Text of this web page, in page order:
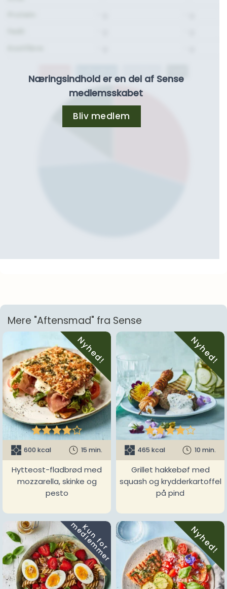
Næringsindhold er en del af Sense
medlemsskabet
Bliv medlem
Mere "Aftensmad" fra Sense
Nyhed!

600 kcal 15 min.
Hytteost-fladbrød med
mozzarella, skinke og
pesto
Nyhed!

465 kcal 10 min.
Grillet hakkebøf med
squash og krydderkartoffel
på pind
K
u
n
f
o
r
m
e
d
l
e
m
m
e
r Nyhed!